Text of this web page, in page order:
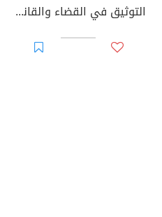
التوثيق في القضاء والقانون المغربيين - الأجزاء من 44 إلى 67